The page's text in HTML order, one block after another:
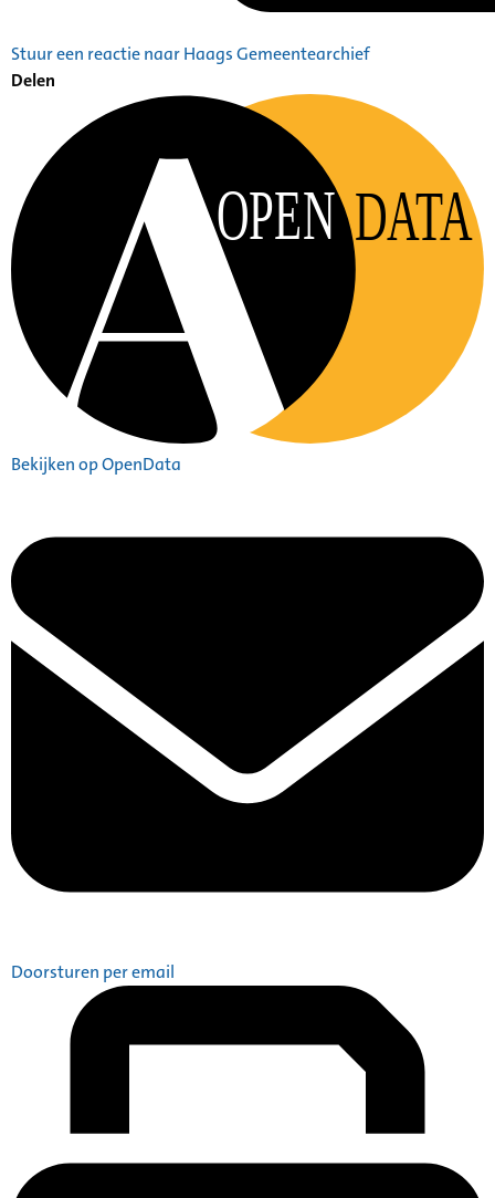
Stuur een reactie naar Haags Gemeentearchief
Delen
OPEN DATA
Bekijken op OpenData
Doorsturen per email